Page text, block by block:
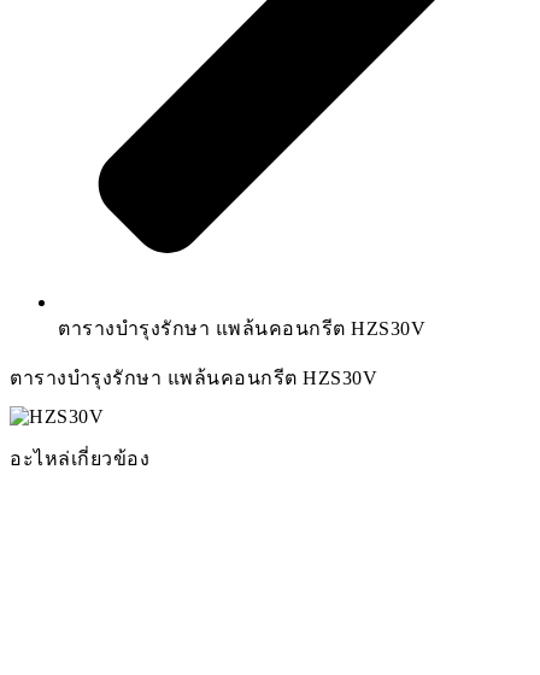
ตารางบำรุงรักษา แพล้นคอนกรีต HZS30V
ตารางบำรุงรักษา แพล้นคอนกรีต HZS30V
อะไหล่เกี่ยวข้อง